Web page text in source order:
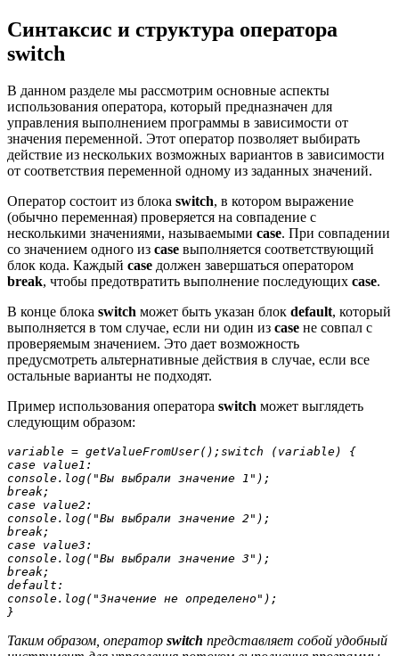
Синтаксис и структура оператора
switch
В данном разделе мы рассмотрим основные аспекты
использования оператора, который предназначен для
управления выполнением программы в зависимости от
значения переменной. Этот оператор позволяет выбирать
действие из нескольких возможных вариантов в зависимости
от соответствия переменной одному из заданных значений.
Оператор состоит из блока switch, в котором выражение
(обычно переменная) проверяется на совпадение с
несколькими значениями, называемыми case. При совпадении
со значением одного из case выполняется соответствующий
блок кода. Каждый case должен завершаться оператором
break, чтобы предотвратить выполнение последующих case.
В конце блока switch может быть указан блок default, который
выполняется в том случае, если ни один из case не совпал с
проверяемым значением. Это дает возможность
предусмотреть альтернативные действия в случае, если все
остальные варианты не подходят.
Пример использования оператора switch может выглядеть
следующим образом:
variable = getValueFromUser();switch (variable) {
case value1:
console.log("Вы выбрали значение 1");
break;
case value2:
console.log("Вы выбрали значение 2");
break;
case value3:
console.log("Вы выбрали значение 3");
break;
default:
console.log("Значение не определено");
Таким образом, оператор switch представляет собой удобный